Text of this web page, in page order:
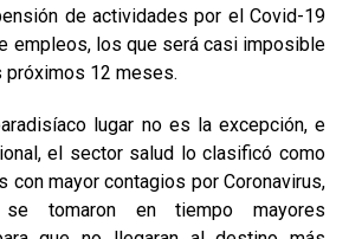
de actividades por el Covid-19
empleos, los que será casi imposible
próximos 12 meses.
lugar no es la excepción, e
el sector salud lo clasificó como
con mayor contagios por Coronavirus,
tomaron en tiempo mayores